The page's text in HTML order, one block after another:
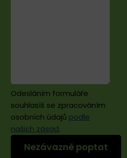
Odesláním formuláře
souhlasíš se zpracováním
osobních údajů podle
našich zásad.